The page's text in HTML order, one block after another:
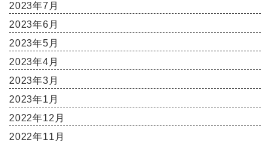
2023年7月
2023年6月
2023年5月
2023年4月
2023年3月
2023年1月
2022年12月
2022年11月